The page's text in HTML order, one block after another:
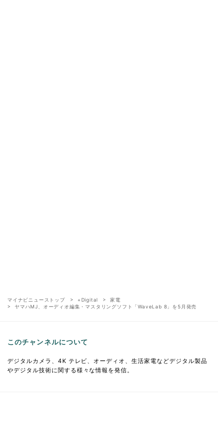
マイナビニューストップ +Digital
家電
ヤマハMJ、オーディオ編集・マスタリングソフト「WaveLab 8」を5月発売
このチャンネルについて
デジタルカメラ、4K テレビ、オーディオ、生活家電などデジタル製品
やデジタル技術に関する様々な情報を発信。